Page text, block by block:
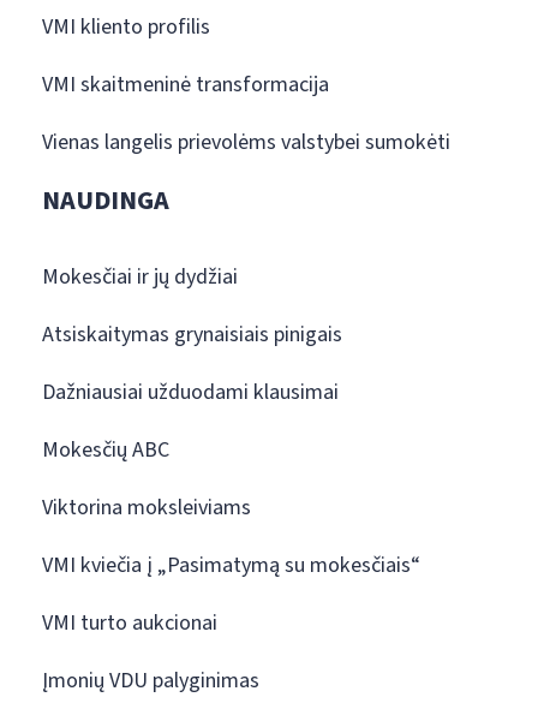
VMI kliento profilis
VMI skaitmeninė transformacija
Vienas langelis prievolėms valstybei sumokėti
NAUDINGA
Mokesčiai ir jų dydžiai
Atsiskaitymas grynaisiais pinigais
Dažniausiai užduodami klausimai
Mokesčių ABC
Viktorina moksleiviams
VMI kviečia į „Pasimatymą su mokesčiais“
VMI turto aukcionai
Įmonių VDU palyginimas